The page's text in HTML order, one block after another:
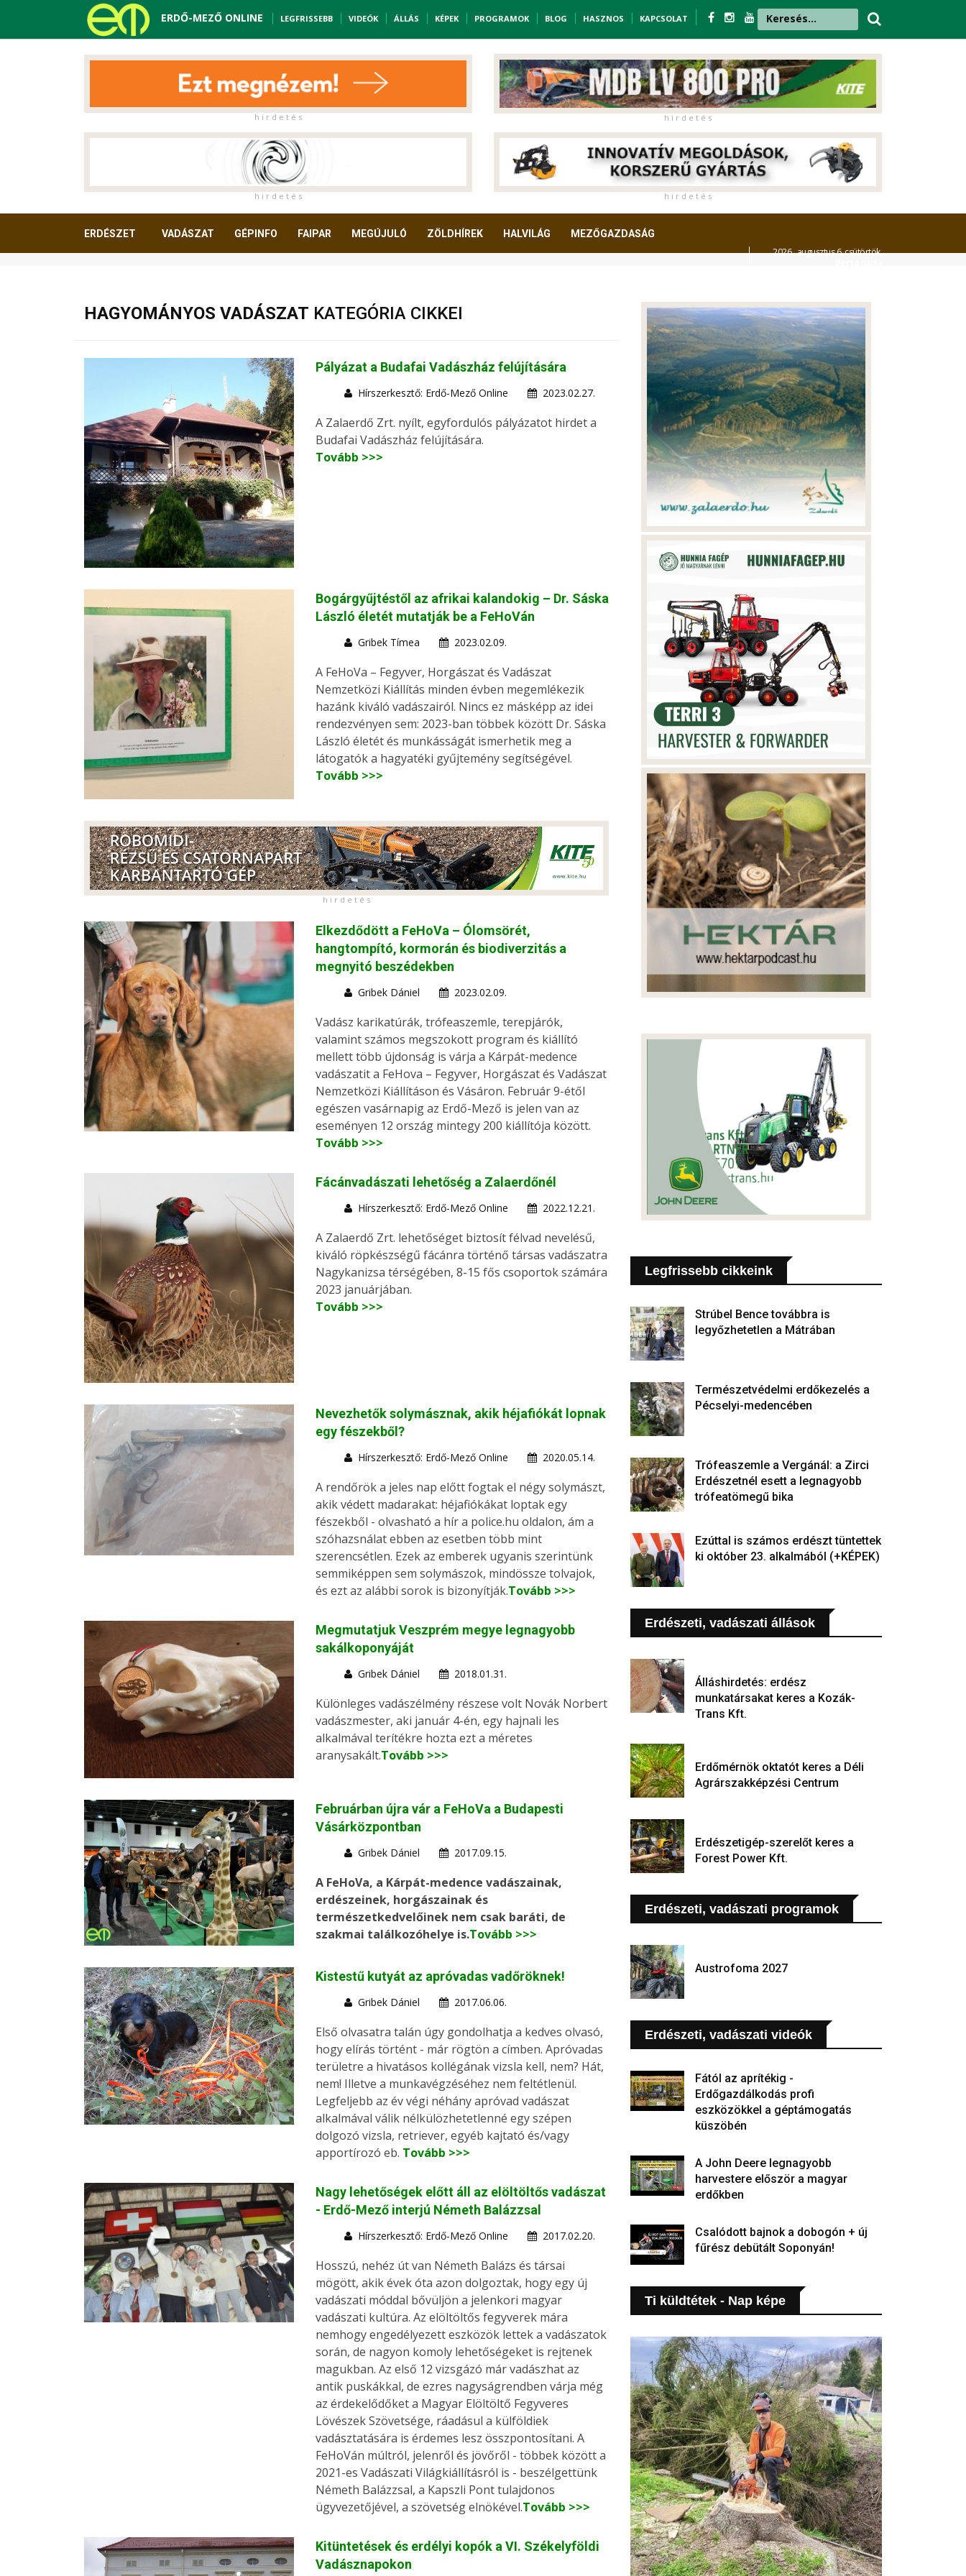
ERDŐ-MEZŐ ONLINE LEGFRISSEBB VIDEÓK ÁLLÁS KÉPEK PROGRAMOK BLOG HASZNOS KAPCSOLAT
h i r d e t é s h i r d e t é s
h i r d e t é s h i r d e t é s
ERDÉSZET VADÁSZAT GÉPINFO FAIPAR MEGÚJULÓ ZÖLDHÍREK HALVILÁG MEZŐGAZDASÁG
2026. augusztus 6. csütörtök,
HAGYOMÁNYOS VADÁSZAT KATEGÓRIA CIKKEI
Pályázat a Budafai Vadászház felújítására
Hírszerkesztő: Erdő-Mező Online 2023.02.27.
A Zalaerdő Zrt. nyílt, egyfordulós pályázatot hirdet a
Budafai Vadászház felújítására.
Tovább >>>
Bogárgyűjtéstől az afrikai kalandokig – Dr. Sáska
László életét mutatják be a FeHoVán
Gribek Tímea 2023.02.09.
A FeHoVa – Fegyver, Horgászat és Vadászat
Nemzetközi Kiállítás minden évben megemlékezik
hazánk kiváló vadászairól. Nincs ez másképp az idei
rendezvényen sem: 2023-ban többek között Dr. Sáska
László életét és munkásságát ismerhetik meg a
látogatók a hagyatéki gyűjtemény segítségével.
Tovább >>>
h i r d e t é s
Elkezdődött a FeHoVa – Ólomsörét,
hangtompító, kormorán és biodiverzitás a
megnyitó beszédekben
Gribek Dániel 2023.02.09.
Vadász karikatúrák, trófeaszemle, terepjárók,
valamint számos megszokott program és kiállító
mellett több újdonság is várja a Kárpát-medence
vadászatit a FeHova – Fegyver, Horgászat és Vadászat
Nemzetközi Kiállításon és Vásáron. Február 9-étől
egészen vasárnapig az Erdő-Mező is jelen van az
eseményen 12 ország mintegy 200 kiállítója között.
Tovább >>>
Fácánvadászati lehetőség a Zalaerdőnél
Hírszerkesztő: Erdő-Mező Online 2022.12.21.
A Zalaerdő Zrt. lehetőséget biztosít félvad nevelésű,
kiváló röpkészségű fácánra történő társas vadászatra
Nagykanizsa térségében, 8-15 fős csoportok számára
2023 januárjában.
Tovább >>>
Nevezhetők solymásznak, akik héjafiókát lopnak
egy fészekből?
Hírszerkesztő: Erdő-Mező Online 2020.05.14.
A rendőrök a jeles nap előtt fogtak el négy solymászt,
akik védett madarakat: héjafiókákat loptak egy
fészekből - olvasható a hír a police.hu oldalon, ám a
szóhazsnálat ebben az esetben több mint
szerencsétlen. Ezek az emberek ugyanis szerintünk
semmiképpen sem solymászok, mindössze tolvajok,
és ezt az alábbi sorok is bizonyítják.Tovább >>>
Megmutatjuk Veszprém megye legnagyobb
sakálkoponyáját
Gribek Dániel 2018.01.31.
Különleges vadászélmény részese volt Novák Norbert
vadászmester, aki január 4-én, egy hajnali les
alkalmával terítékre hozta ezt a méretes
aranysakált.Tovább >>>
Februárban újra vár a FeHoVa a Budapesti
Vásárközpontban
Gribek Dániel 2017.09.15.
A FeHoVa, a Kárpát-medence vadászainak,
erdészeinek, horgászainak és
természetkedvelőinek nem csak baráti, de
szakmai találkozóhelye is.Tovább >>>
Kistestű kutyát az apróvadas vadőröknek!
Gribek Dániel 2017.06.06.
Első olvasatra talán úgy gondolhatja a kedves olvasó,
hogy elírás történt - már rögtön a címben. Apróvadas
területre a hivatásos kollégának vizsla kell, nem? Hát,
nem! Illetve a munkavégzéséhez nem feltétlenül.
Legfeljebb az év végi néhány apróvad vadászat
alkalmával válik nélkülözhetetlenné egy szépen
dolgozó vizsla, retriever, egyéb kajtató és/vagy
apportírozó eb. Tovább >>>
Nagy lehetőségek előtt áll az elöltöltős vadászat
- Erdő-Mező interjú Németh Balázzsal
Hírszerkesztő: Erdő-Mező Online 2017.02.20.
Hosszú, nehéz út van Németh Balázs és társai
mögött, akik évek óta azon dolgoztak, hogy egy új
vadászati móddal bővüljön a jelenkori magyar
vadászati kultúra. Az elöltöltős fegyverek mára
nemhogy engedélyezett eszközök lettek a vadászatok
során, de nagyon komoly lehetőségeket is rejtenek
magukban. Az első 12 vizsgázó már vadászhat az
antik puskákkal, de ezres nagyságrendben várja még
az érdekelődőket a Magyar Elöltöltő Fegyveres
Lövészek Szövetsége, ráadásul a külföldiek
vadásztatására is érdemes lesz összpontosítani. A
FeHoVán múltról, jelenről és jövőről - többek között a
2021-es Vadászati Világkiállításról is - beszélgettünk
Németh Balázzsal, a Kapszli Pont tulajdonos
ügyvezetőjével, a szövetség elnökével.Tovább >>>
Kitüntetések és erdélyi kopók a VI. Székelyföldi
Vadásznapokon
Legfrissebb cikkeink
Strúbel Bence továbbra is
legyőzhetetlen a Mátrában
Természetvédelmi erdőkezelés a
Pécselyi-medencében
Trófeaszemle a Vergánál: a Zirci
Erdészetnél esett a legnagyobb
trófeatömegű bika
Ezúttal is számos erdészt tüntettek
ki október 23. alkalmából (+KÉPEK)
Erdészeti, vadászati állások
Álláshirdetés: erdész
munkatársakat keres a Kozák-
Trans Kft.
Erdőmérnök oktatót keres a Déli
Agrárszakképzési Centrum
Erdészetigép-szerelőt keres a
Forest Power Kft.
Erdészeti, vadászati programok
Austrofoma 2027
Erdészeti, vadászati videók
Fától az aprítékig -
Erdőgazdálkodás profi
eszközökkel a géptámogatás
küszöbén
A John Deere legnagyobb
harvestere először a magyar
erdőkben
Csalódott bajnok a dobogón + új
fűrész debütált Soponyán!
Ti küldtétek - Nap képe